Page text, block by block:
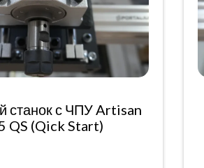
станок с ЧПУ Artisan
QS (Qick Start)